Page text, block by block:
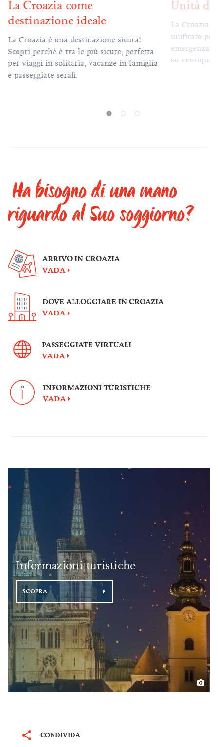
La Croazia come
destinazione ideale ​
La Croazia è una destinazione sicura!
Scopri perché è tra le più sicure, perfetta
per viaggi in solitaria, vacanze in famiglia
e passeggiate serali.
Unità di
La Croazia
unificato
emergenza,
su
Ha bisogno di una mano
riguardo al Suo soggiorno?
ARRIVO IN CROAZIA
VADA
DOVE ALLOGGIARE IN CROAZIA
VADA
PASSEGGIATE VIRTUALI
VADA
INFORMAZIONI TURISTICHE
VADA
Informazioni turistiche
SCOPRA
CONDIVIDA